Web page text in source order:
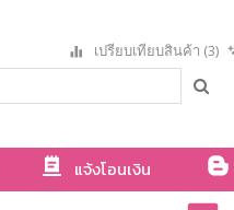
เปรียบเทียบสินค้า (3)
แจ้งโอนเงิน